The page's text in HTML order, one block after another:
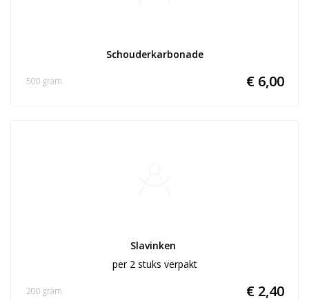
Schouderkarbonade
€ 6,00
500 gram
Slavinken
per 2 stuks verpakt
€ 2,40
200 gram